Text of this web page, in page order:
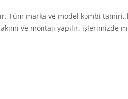
marka ve model kombi tamiri,
ve montajı yapılır. işlerimizde